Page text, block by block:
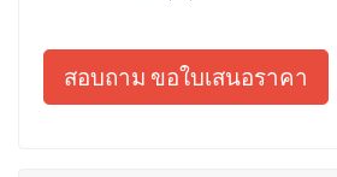
สอบถาม ขอใบเสนอราคา